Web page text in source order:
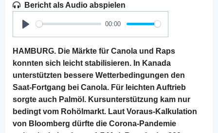
Bericht als Audio abspielen
Play
00:00
HAMBURG. Die Märkte für Canola und Raps
konnten sich leicht stabilisieren. In Kanada
unterstützten bessere Wetterbedingungen den
Saat-Fortgang bei Canola. Für leichten Auftrieb
sorgte auch Palmöl. Kursunterstützung kam nur
bedingt vom Rohölmarkt. Laut Voraus-Kalkulation
von Bloomberg dürfte die Corona-Pandemie